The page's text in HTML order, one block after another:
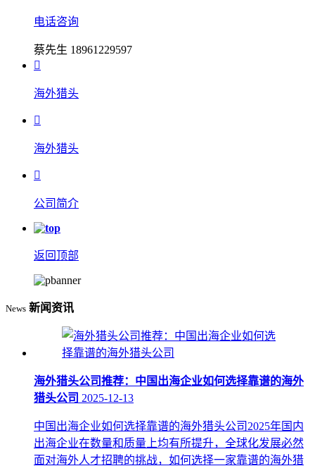
电话咨询
蔡先生 18961229597

海外猎头

海外猎头

公司简介
返回顶部
News 新闻资讯
海外猎头公司推荐：中国出海企业如何选择靠谱的海外
猎头公司 2025-12-13
中国出海企业如何选择靠谱的海外猎头公司2025年国内
出海企业在数量和质量上均有所提升，全球化发展必然
面对海外人才招聘的挑战，如何选择一家靠谱的海外猎